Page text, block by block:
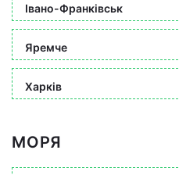
Івано-Франківськ
Яремче
Харків
МОРЯ